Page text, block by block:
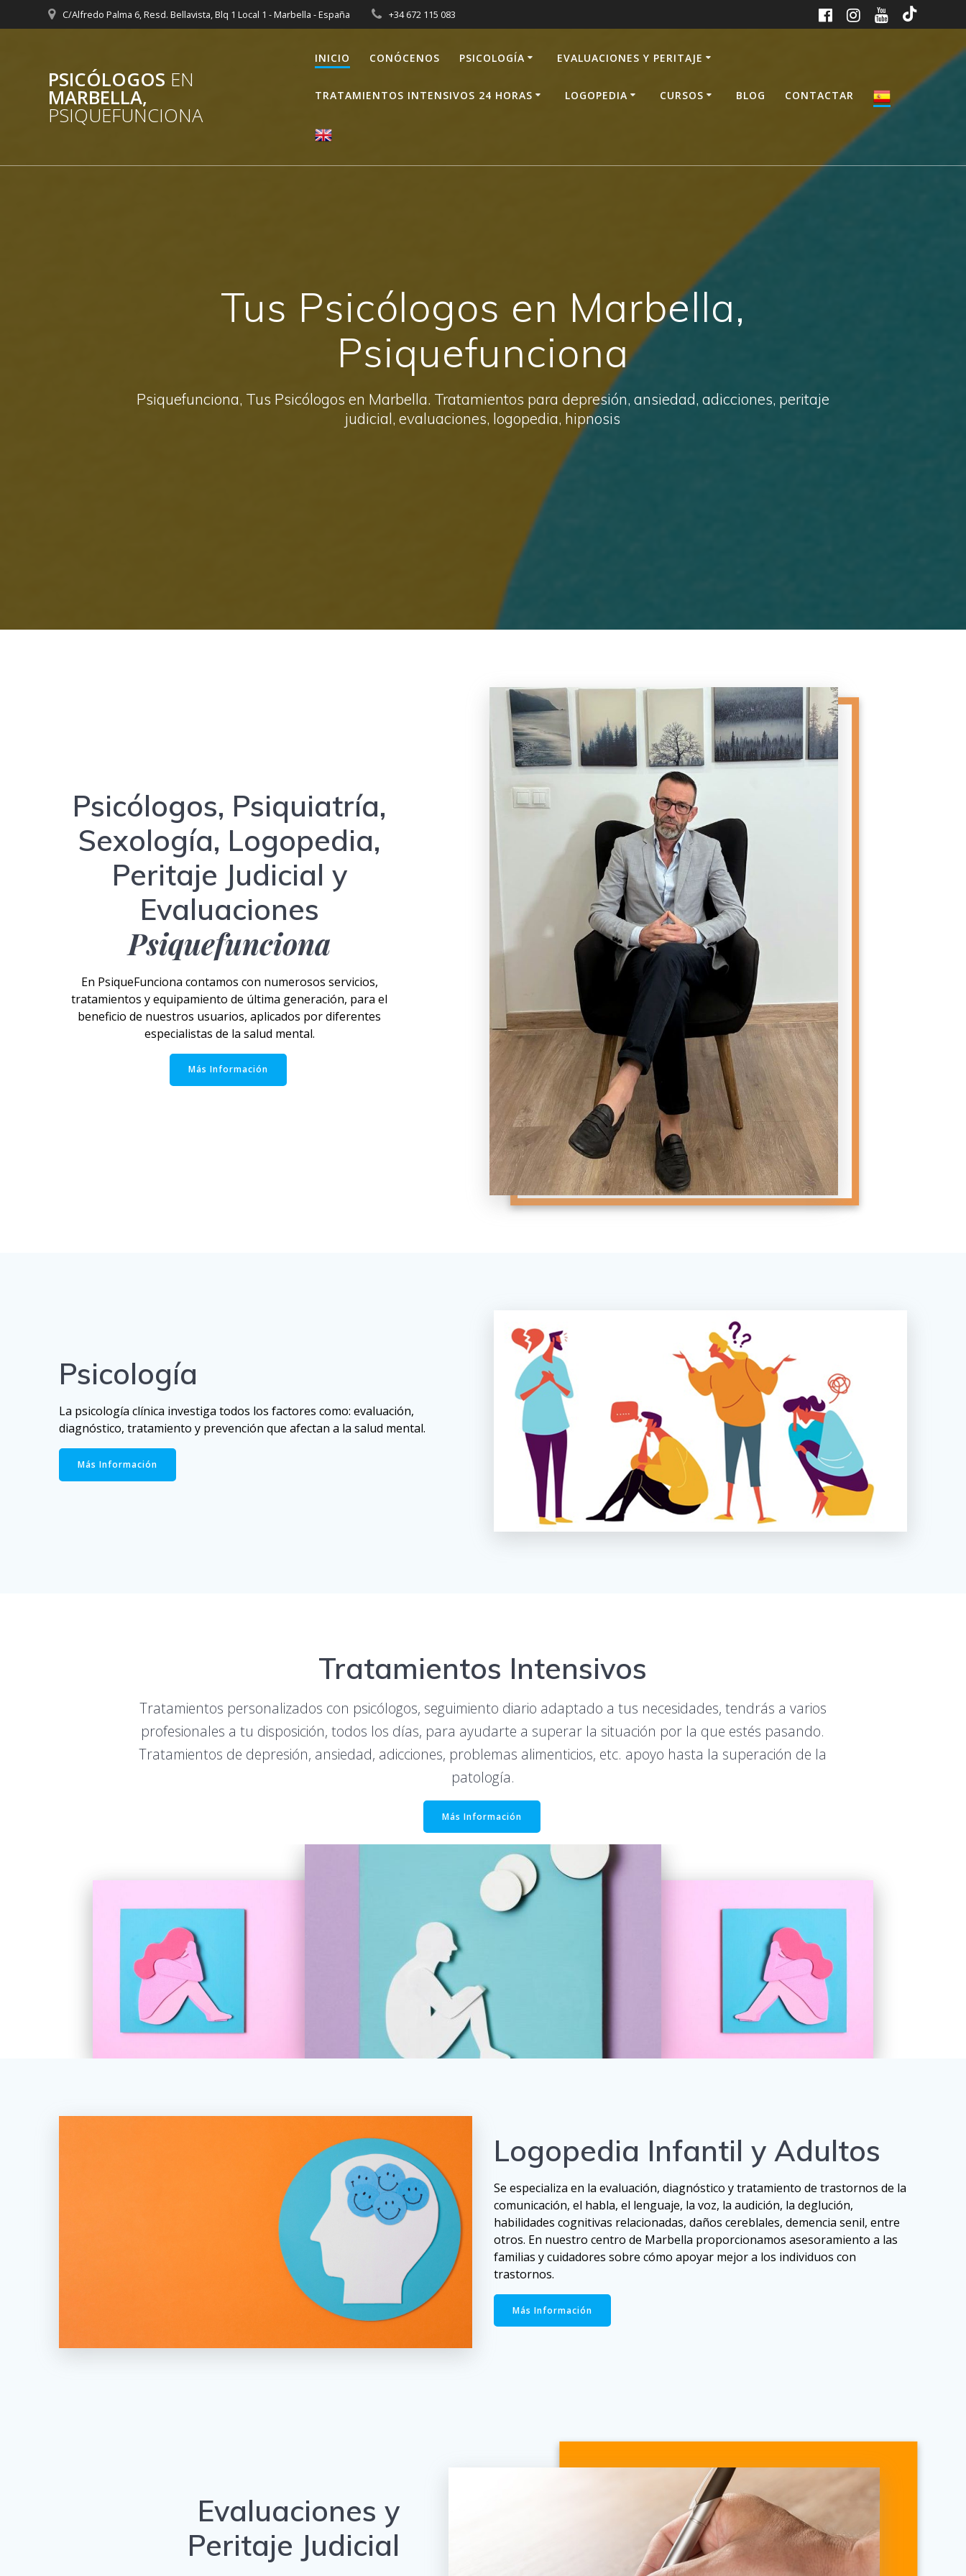
al
C/Alfredo Palma 6, Resd. Bellavista, Blq 1 Local 1 - Marbella - España +34 672 115 083
PSICÓLOGOS EN
MARBELLA,
PSIQUEFUNCIONA
INICIO CONÓCENOS PSICOLOGÍA EVALUACIONES Y PERITAJE
TRATAMIENTOS INTENSIVOS 24 HORAS LOGOPEDIA CURSOS BLOG CONTACTAR
Tus Psicólogos en Marbella,
Psiquefunciona
Psiquefunciona, Tus Psicólogos en Marbella. Tratamientos para depresión, ansiedad, adicciones, peritaje
judicial, evaluaciones, logopedia, hipnosis
Psicólogos, Psiquiatría,
Sexología, Logopedia,
Peritaje Judicial y
Evaluaciones
Psiquefunciona
En PsiqueFunciona contamos con numerosos servicios,
tratamientos y equipamiento de última generación, para el
beneficio de nuestros usuarios, aplicados por diferentes
especialistas de la salud mental.
Más Información
Psicología
La psicología clínica investiga todos los factores como: evaluación,
diagnóstico, tratamiento y prevención que afectan a la salud mental.
Más Información
Tratamientos Intensivos
Tratamientos personalizados con psicólogos, seguimiento diario adaptado a tus necesidades, tendrás a varios
profesionales a tu disposición, todos los días, para ayudarte a superar la situación por la que estés pasando.
Tratamientos de depresión, ansiedad, adicciones, problemas alimenticios, etc. apoyo hasta la superación de la
patología.
Más Información
Logopedia Infantil y Adultos
Se especializa en la evaluación, diagnóstico y tratamiento de trastornos de la
comunicación, el habla, el lenguaje, la voz, la audición, la deglución,
habilidades cognitivas relacionadas, daños cereblales, demencia senil, entre
otros. En nuestro centro de Marbella proporcionamos asesoramiento a las
familias y cuidadores sobre cómo apoyar mejor a los individuos con
trastornos.
Más Información
Evaluaciones y
Peritaje Judicial